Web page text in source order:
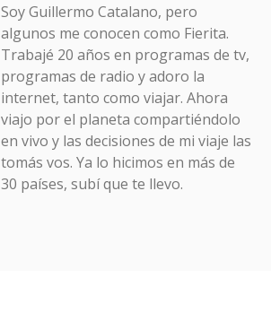
Soy Guillermo Catalano, pero
algunos me conocen como Fierita.
Trabajé 20 años en programas de tv,
programas de radio y adoro la
internet, tanto como viajar. Ahora
viajo por el planeta compartiéndolo
en vivo y las decisiones de mi viaje las
tomás vos. Ya lo hicimos en más de
30 países, subí que te llevo.